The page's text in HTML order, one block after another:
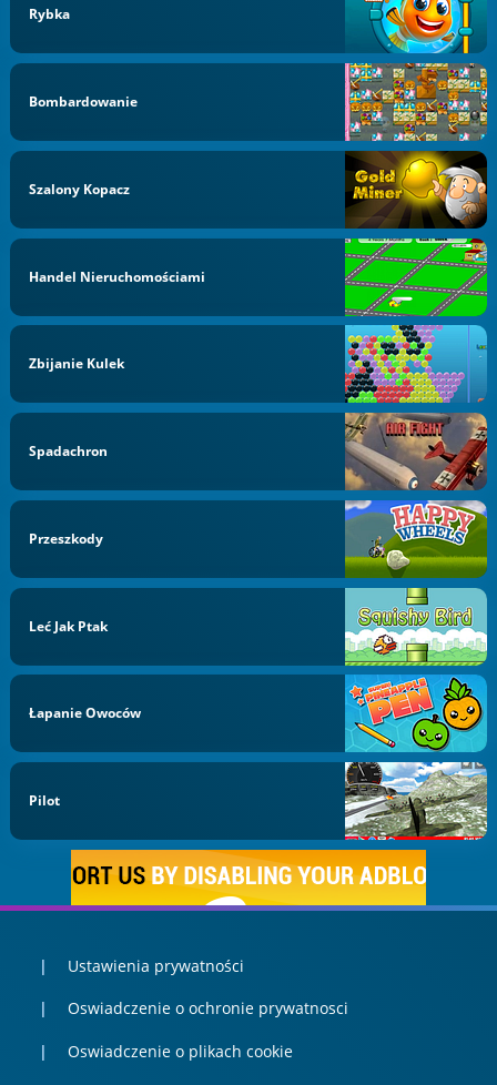
Rybka
Bombardowanie
Szalony Kopacz
Handel Nieruchomościami
Zbijanie Kulek
Spadachron
Przeszkody
Leć Jak Ptak
Łapanie Owoców
Pilot
Ustawienia prywatności
Oswiadczenie o ochronie prywatnosci
Oswiadczenie o plikach cookie